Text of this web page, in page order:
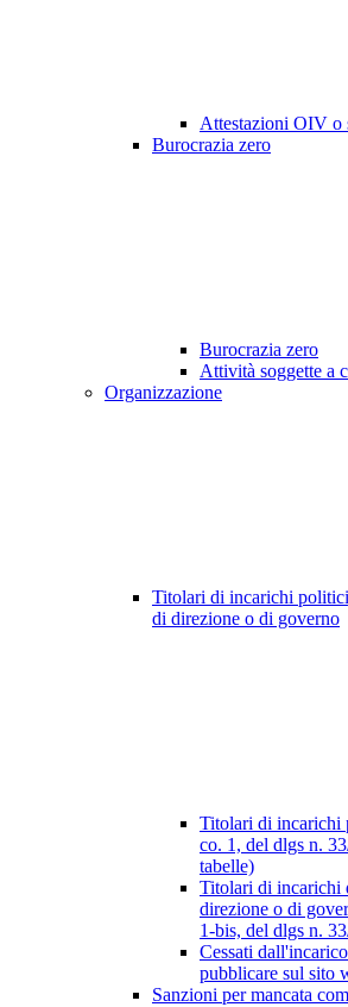
Attestazioni OIV o
Burocrazia zero
Burocrazia zero
Attività soggette a
Organizzazione
Titolari di incarichi
di direzione o di governo
Titolari di incarichi
co. 1, del dlgs n.
tabelle)
Titolari di incarichi
direzione o di
1-bis, del dlgs n.
Cessati
pubblicare sul sito
Sanzioni per mancata